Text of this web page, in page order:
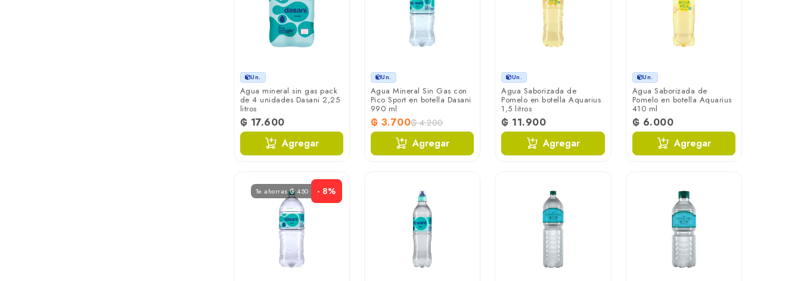
Un.
Agua mineral sin gas pack
de 4 unidades Dasani 2,25
litros
₲ 17.600
Agregar
Un.
Agua Mineral Sin Gas con
Pico Sport en botella Dasani
990 ml
₲ 3.700₲ 4.200
Agregar
Un.
Agua Saborizada de
Pomelo en botella Aquarius
1,5 litros
₲ 11.900
Agregar
Un.
Agua Saborizada de
Pomelo en botella Aquarius
410 ml
₲ 6.000
Agregar
Te ahorras ₲ 450 - 8%